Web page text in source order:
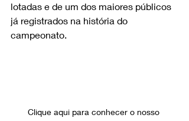
lotadas e de um dos maiores públicos
já registrados na história do
campeonato.
Clique aqui para conhecer o nosso